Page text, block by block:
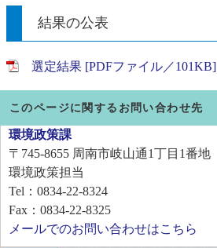
結果の公表
選定結果 [PDFファイル／101KB]
このページに関するお問い合わせ先
環境政策課
〒745-8655 周南市岐山通1丁目1番地
環境政策担当
Tel：0834-22-8324
Fax：0834-22-8325
メールでのお問い合わせはこちら